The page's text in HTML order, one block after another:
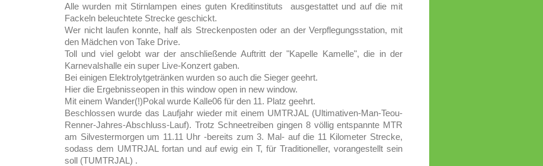
Alle wurden mit Stirnlampen eines guten Kreditinstituts ausgestattet und auf die mit
Fackeln beleuchtete Strecke geschickt.
Wer nicht laufen konnte, half als Streckenposten oder an der Verpflegungsstation, mit
den Mädchen von Take Drive.
Toll und viel gelobt war der anschließende Auftritt der "Kapelle Kamelle", die in der
Karnevalshalle ein super Live-Konzert gaben.
Bei einigen Elektrolytgetränken wurden so auch die Sieger geehrt.
Hier die Ergebnisseopen in this window open in new window.
Mit einem Wander(!)Pokal wurde Kalle06 für den 11. Platz geehrt.
Beschlossen wurde das Laufjahr wieder mit einem UMTRJAL (Ultimativen-Man-Teou-
Renner-Jahres-Abschluss-Lauf). Trotz Schneetreiben gingen 8 völlig entspannte MTR
am Silvestermorgen um 11.11 Uhr -bereits zum 3. Mal- auf die 11 Kilometer Strecke,
sodass dem UMTRJAL fortan und auf ewig ein T, für Traditioneller, vorangestellt sein
soll (TUMTRJAL) .